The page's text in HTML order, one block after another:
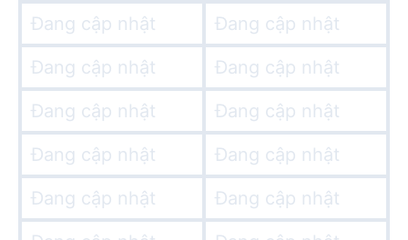
Đang cập nhật
Đang cập nhật
Đang cập nhật
Đang cập nhật
Đang cập nhật
Đang cập nhật
Đang cập nhật
Đang cập nhật
Đang cập nhật
Đang cập nhật